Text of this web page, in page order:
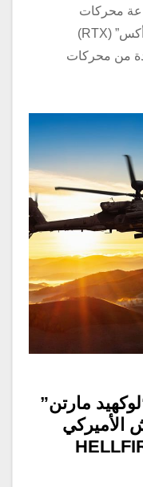
محركات
الطائرات، والتابعة لمجموعة “آر تي أكس” (RTX)
من محركات
“لوكهيد مارتن”